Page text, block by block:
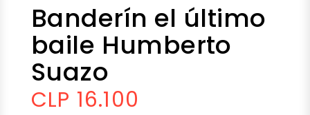
Banderín el último
baile Humberto
Suazo
CLP 16.100